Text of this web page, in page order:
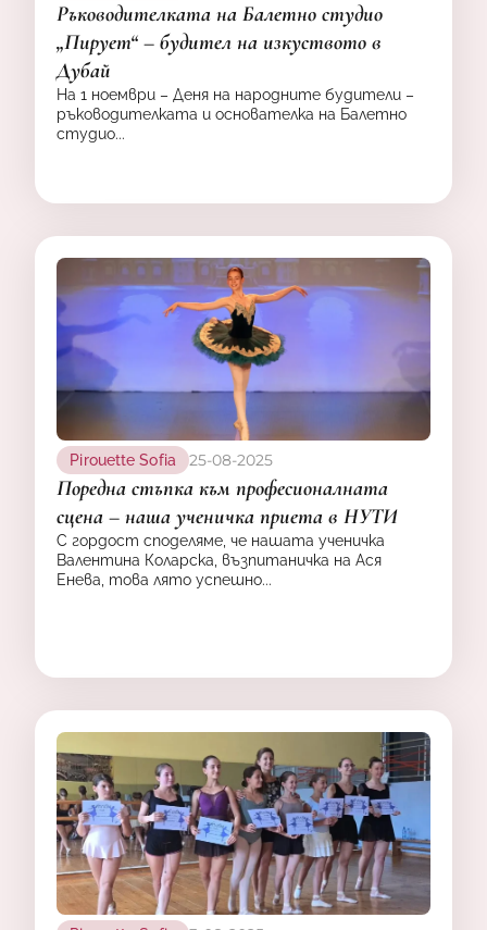
Ръководителката на Балетно студио
„Пирует“ – будител на изкуството в
Дубай
На 1 ноември – Деня на народните будители –
ръководителката и основателка на Балетно
студио...
Pirouette Sofia 25-08-2025
Поредна стъпка към професионалната
сцена – наша ученичка приета в НУТИ
С гордост споделяме, че нашата ученичка
Валентина Коларска, възпитаничка на Ася
Енева, това лято успешно...